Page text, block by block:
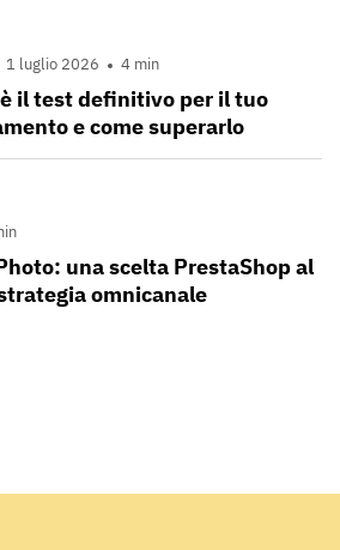
1 luglio 2026 4 min
è il test definitivo per il tuo
e come superarlo
una scelta PrestaShop al
omnicanale